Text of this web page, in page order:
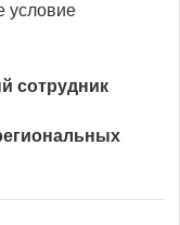
условие
сотрудник